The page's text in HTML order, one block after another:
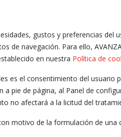
gustos y preferencias
de navegación. Para ello,
en nuestra Política de
es el consentimiento del
de página, al Panel de
no afectará a la licitud del
motivo de la formulación de